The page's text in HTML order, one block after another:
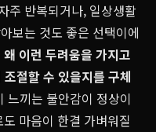
주 반복되거나, 일상생활
보는 것도 좋은 선택이에
이런 두려움을 가지고
절할 수 있을지를 구체
느끼는 불안감이 정상이
마음이 한결 가벼워질